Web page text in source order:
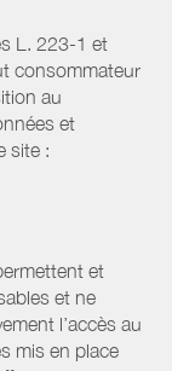
L. 223-1 et
consommateur
au
et
site :
et
et ne
l’accès au
mis en place